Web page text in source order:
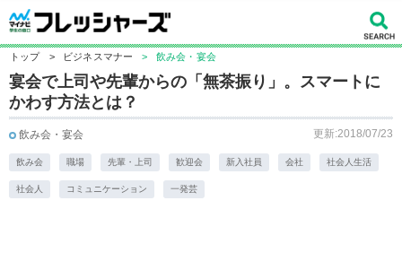
トップ > ビジネスマナー > 飲み会・宴会
宴会で上司や先輩からの「無茶振り」。スマートに
かわす方法とは？
飲み会・宴会 更新:2018/07/23
飲み会 職場 先輩・上司 歓迎会 新入社員 会社 社会人生活
社会人 コミュニケーション 一発芸